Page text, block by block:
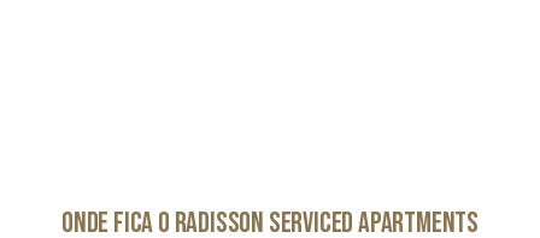
Onde fica o Radisson Serviced Apartments